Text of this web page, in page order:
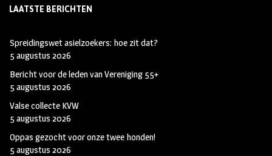
LAATSTE BERICHTEN
Spreidingswet asielzoekers: hoe zit dat?
5 augustus 2026
Bericht voor de leden van Vereniging 55+
5 augustus 2026
Valse collecte KVW
5 augustus 2026
Oppas gezocht voor onze twee honden!
5 augustus 2026